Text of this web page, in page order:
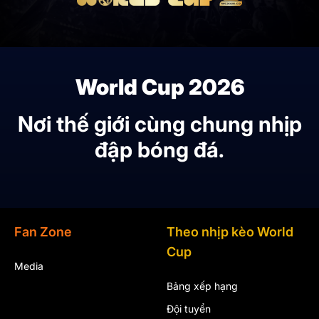
World Cup 2026
Nơi thế giới cùng chung nhịp
đập bóng đá.
Fan Zone
Media
Theo nhịp kèo World
Cup
Bảng xếp hạng
Đội tuyển